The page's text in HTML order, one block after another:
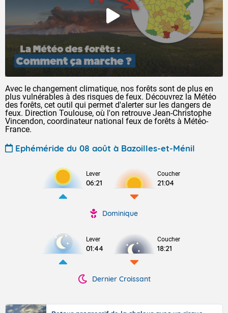
Avec le changement climatique, nos forêts sont de plus en
plus vulnérables à des risques de feux. Découvrez la Météo
des forêts, cet outil qui permet d'alerter sur les dangers de
feux. Direction Toulouse, où l'on retrouve Jean-Christophe
Vincendon, coordinateur national feux de forêts à Météo-
France.
Ephéméride du 08 août à Bazoilles-et-Ménil
Lever
06:21
Coucher
21:04
Dominique
Lever
01:44
Coucher
18:21
Dernier Croissant